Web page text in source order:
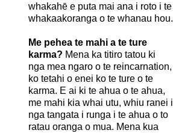
whakahē e puta mai ana i roto i te
whakaakoranga o te whanau hou.
Me pehea te mahi a te ture
karma? Mena ka titiro tatou ki
nga mea ngaro o te reincarnation,
ko tetahi o enei ko te ture o te
karma. E ai ki te ahua o te ahua,
me mahi kia whai utu, whiu ranei i
nga tangata i runga i te ahua o to
ratau oranga o mua. Mena kua